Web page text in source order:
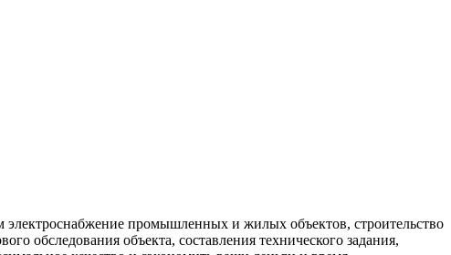
промышленных и жилых объектов, строительство
обследования объекта, составления технического задания,